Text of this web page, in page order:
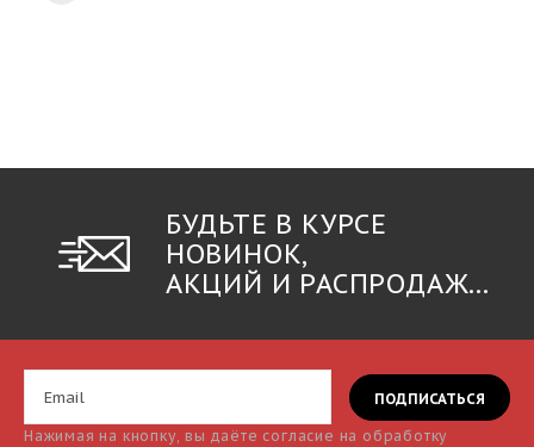
БУДЬТЕ В КУРСЕ
НОВИНОК,
АКЦИЙ И РАСПРОДАЖ...
Нажимая на кнопку, вы даёте согласие на обработку